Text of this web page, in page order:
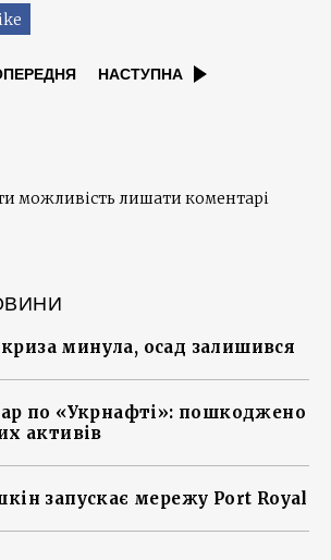
НАСТУПНА
можливість лишати коментарі
криза минула, осад залишився
по «Укрнафті»: пошкоджено
активів
запускає мережу Port Royal